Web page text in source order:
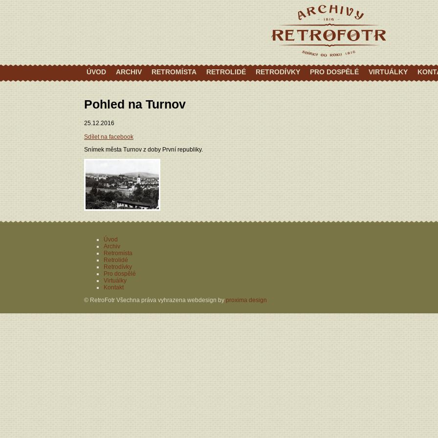
ÚVOD ARCHIV RETROMÍSTA RETROLIDÉ RETRODÍVKY PRO DOSPĚLÉ VIRTUÁLKY
Pohled na Turnov
25.12.2016
Sdílet na facebook
Snímek města Turnov z doby První republiky.
Úvod
Archiv
Retromísta
Retrolidé
Retrodívky
Pro dospělé
Virtuálky
Kontakt
© RetroFotr Všechna práva vyhrazena webdesign by proxima design